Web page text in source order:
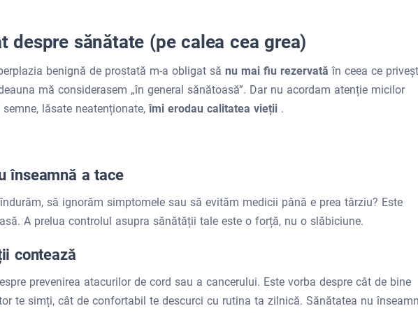
despre sănătate (pe calea cea grea)
benignă de prostată m-a obligat să nu mai fiu rezervată în ceea ce
mă considerasem „în general sănătoasă”. Dar nu acordam atenție micilor
lăsate neatenționate,îmi erodau calitatea vieții .
înseamnă a tace
să ignorăm simptomele sau să evităm medicii până e prea târziu? Este
A prelua controlul asupra sănătății tale este o forță, nu o slăbiciune.
contează
prevenirea atacurilor de cord sau a cancerului. Este vorba despre cât de bine
te simți, cât de confortabil te descurci cu rutina ta zilnică. Sănătatea nu